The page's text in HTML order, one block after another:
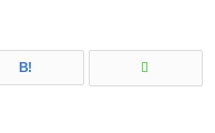
B!